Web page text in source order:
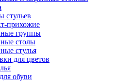
стульев
прихожие
группы
столы
стулья
для цветов
обуви